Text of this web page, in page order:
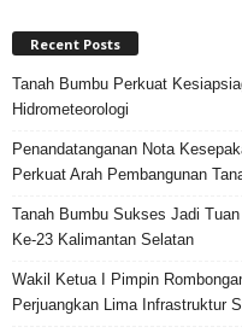
Recent Posts
Tanah Bumbu Perkuat
Hidrometeorologi
Penandatanganan Nota
Perkuat Arah Pembangunan
Tanah Bumbu Sukses Jadi
Ke-23 Kalimantan Selatan
Wakil Ketua I Pimpin
Perjuangkan Lima Infrastruktur